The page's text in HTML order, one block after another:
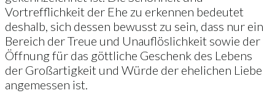
Vortrefflichkeit der Ehe zu erkennen bedeutet
deshalb, sich dessen bewusst zu sein, dass nur ein
Bereich der Treue und Unauflöslichkeit sowie der
Öffnung für das göttliche Geschenk des Lebens
der Großartigkeit und Würde der ehelichen Liebe
angemessen ist.